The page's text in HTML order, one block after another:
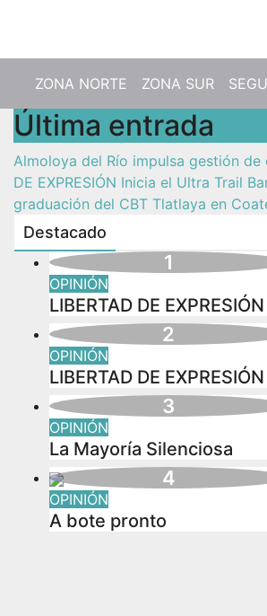
ZONA NORTE ZONA SUR
Última entrada
Almoloya del Río impulsa gestión
DE EXPRESIÓN Inicia el Ultra Trail
graduación del CBT Tlatlaya en
Destacado
OPINIÓN
LIBERTAD DE EXPRESIÓN
OPINIÓN
LIBERTAD DE EXPRESIÓN
OPINIÓN
La Mayoría Silenciosa
OPINIÓN
A bote pronto